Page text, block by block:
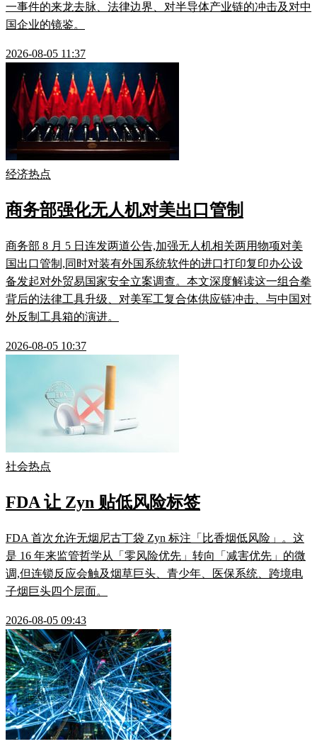
一事件的来龙去脉、法律边界、对半导体产业链的冲击及对中
国企业的镜鉴。
2026-08-05 11:37
经济热点
商务部强化无人机对美出口管制
商务部 8 月 5 日连发两道公告,加强无人机相关两用物项对美
国出口管制,同时对装有外国系统软件的进口打印复印办公设
备发起对外贸易国家安全立案调查。本文深度解读这一组合拳
背后的法律工具升级、对美军工复合体供应链冲击、与中国对
外反制工具箱的演进。
2026-08-05 10:37
社会热点
FDA 让 Zyn 贴低风险标签
FDA 首次允许无烟尼古丁袋 Zyn 标注「比香烟低风险」。这
是 16 年来监管哲学从「零风险优先」转向「减害优先」的微
调,但连锁反应会触及烟草巨头、青少年、医保系统、跨境电
子烟巨头四个层面。
2026-08-05 09:43